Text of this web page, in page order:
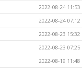
2022-08-24 11:53
2022-08-24 07:12
2022-08-23 15:32
2022-08-23 07:25
2022-08-19 11:48